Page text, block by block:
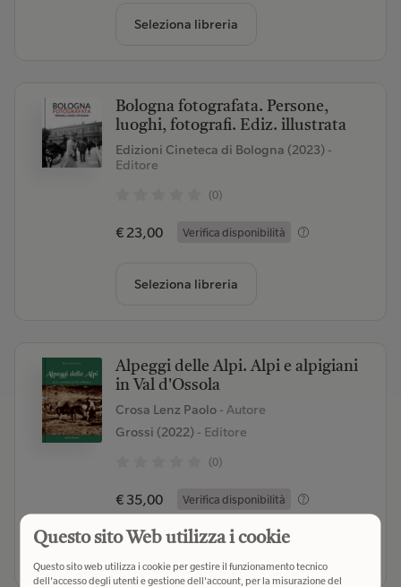
Seleziona libreria
Bologna fotografata. Persone,
luoghi, fotografi. Ediz. illustrata
Edizioni Cineteca di Bologna (2023)-
Editore
(0)
€ 23,00 Verifica disponibilità
Seleziona libreria
Alpeggi delle Alpi. Alpi e alpigiani
in Val d'Ossola
Crosa Lenz Paolo - Autore
Grossi (2022)- Editore
(0)
€ 35,00 Verifica disponibilità
Questo sito Web utilizza i cookie
Questo sito web utilizza i cookie per gestire il funzionamento tecnico
dell'accesso degli utenti e gestione dell'account, per la misurazione del